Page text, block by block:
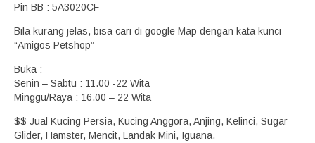
Pin BB : 5A3020CF
Bila kurang jelas, bisa cari di google Map dengan kata kunci
“Amigos Petshop”
Buka :
Senin – Sabtu : 11.00 -22 Wita
Minggu/Raya : 16.00 – 22 Wita
$$ Jual Kucing Persia, Kucing Anggora, Anjing, Kelinci, Sugar
Glider, Hamster, Mencit, Landak Mini, Iguana.